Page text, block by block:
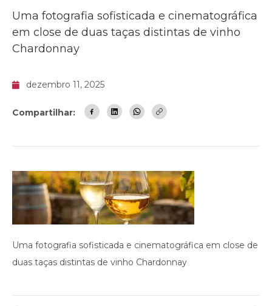
Uma fotografia sofisticada e cinematográfica
em close de duas taças distintas de vinho
Chardonnay
dezembro 11, 2025
Compartilhar:
Uma fotografia sofisticada e cinematográfica em close de
duas taças distintas de vinho Chardonnay